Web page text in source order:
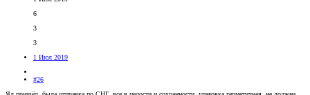
6
3
3
1 Июл 2019
#26